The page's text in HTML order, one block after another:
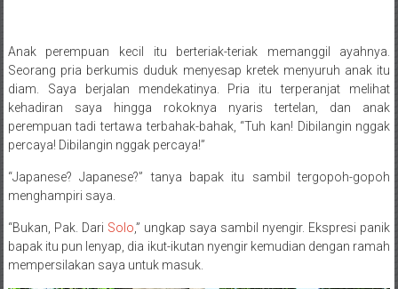
Posted By: wirawan
Anak perempuan kecil itu berteriak-teriak memanggil ayahnya.
Seorang pria berkumis duduk menyesap kretek menyuruh anak itu
diam. Saya berjalan mendekatinya. Pria itu terperanjat melihat
kehadiran saya hingga rokoknya nyaris tertelan, dan anak
perempuan tadi tertawa terbahak-bahak, “Tuh kan! Dibilangin nggak
percaya! Dibilangin nggak percaya!”
“Japanese? Japanese?” tanya bapak itu sambil tergopoh-gopoh
menghampiri saya.
“Bukan, Pak. Dari Solo,” ungkap saya sambil nyengir. Ekspresi panik
bapak itu pun lenyap, dia ikut-ikutan nyengir kemudian dengan ramah
mempersilakan saya untuk masuk.